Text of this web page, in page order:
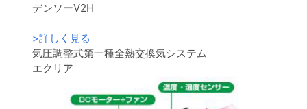
デンソーV2H
>詳しく見る
気圧調整式第一種全熱交換気システム
エクリア